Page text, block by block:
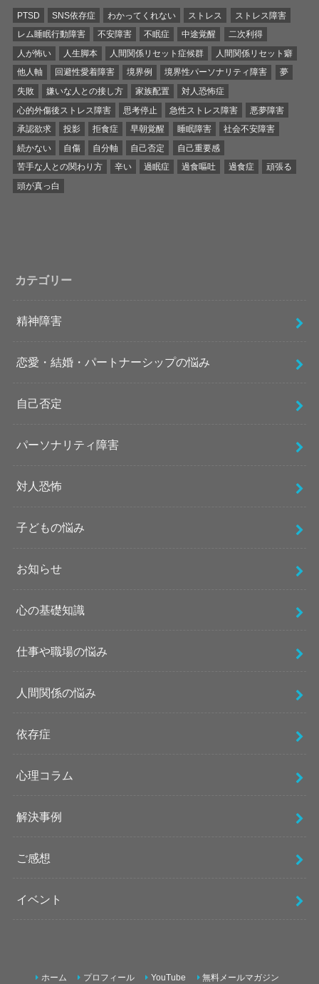
PTSD SNS依存症 わかってくれない ストレス
ストレス障害
レム睡眠行動障害
不安障害 不眠症 中途覚醒
二次利得
人が怖い
人生脚本 人間関係リセット症候群
人間関係リセット癖
他人軸
回避性愛着障害 境界例 境界性パーソナリティ障害
夢
失敗
嫌いな人との接し方 家族配置
対人恐怖症
心的外傷後ストレス障害
思考停止 急性ストレス障害
悪夢障害
承認欲求
投影 拒食症 早朝覚醒 睡眠障害
社会不安障害
続かない
自傷 自分軸 自己否定
自己重要感
苦手な人との関わり方
辛い 過眠症 過食嘔吐 過食症
頑張る
頭が真っ白
カテゴリー
精神障害
恋愛・結婚・パートナーシップの悩み
自己否定
パーソナリティ障害
対人恐怖
子どもの悩み
お知らせ
心の基礎知識
仕事や職場の悩み
人間関係の悩み
依存症
心理コラム
解決事例
ご感想
イベント
ホーム プロフィール YouTube 無料メールマガジン